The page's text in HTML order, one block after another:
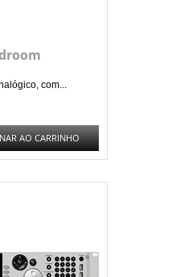
com...
AO CARRINHO